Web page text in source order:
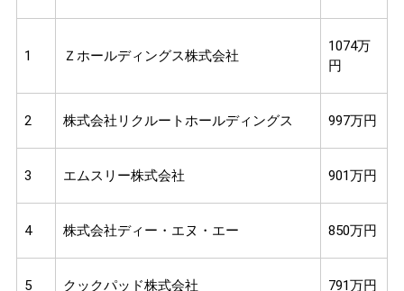
1 Ｚホールディングス株式会社
1074万
円
2 株式会社リクルートホールディングス 997万円
3 エムスリー株式会社 901万円
4 株式会社ディー・エヌ・エー 850万円
5 クックパッド株式会社 791万円